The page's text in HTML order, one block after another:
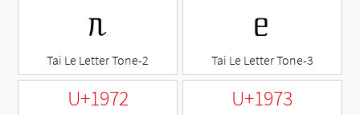
ᥰ
Tai Le Letter Tone-2
ᥱ
Tai Le Letter Tone-3
U+1972 U+1973